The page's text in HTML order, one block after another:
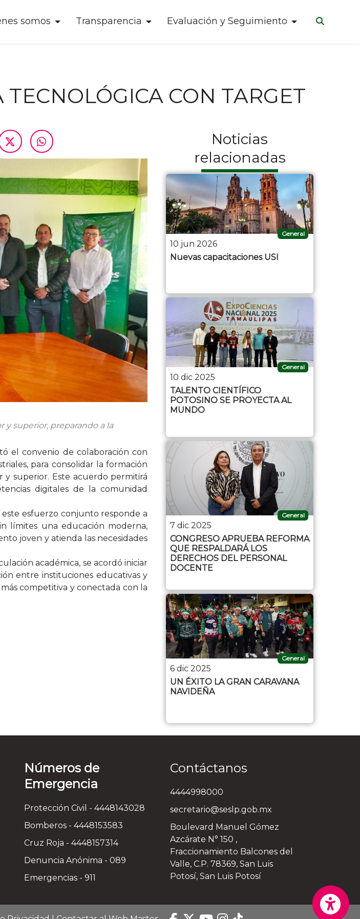
somos Transparencia Evaluación y Seguimiento
CON TARGET
y superior, preparando a la
el convenio de colaboración con
para consolidar la formación
superior. Este acuerdo permitirá
digitales de la comunidad
esfuerzo conjunto responde a
límites una educación moderna,
joven y atienda las necesidades
académica, se acordó iniciar
entre instituciones educativas y
competitiva y conectada con la
Noticias
relacionadas
General
10 jun 2026
Nuevas capacitaciones USI
General
10 dic 2025
TALENTO CIENTÍFICO
POTOSINO SE PROYECTA AL
MUNDO
General
7 dic 2025
CONGRESO APRUEBA REFORMA
QUE RESPALDARÁ LOS
DERECHOS DEL PERSONAL
DOCENTE
General
6 dic 2025
UN ÉXITO LA GRAN CARAVANA
NAVIDEÑA
Números de
Emergencia
Protección Civil - 4448143028
Bomberos - 4448153583
Cruz Roja - 4448157314
Denuncia Anónima - 089
Emergencias - 911
Contáctanos
4444998000
secretario@seslp.gob.mx
Boulevard Manuel Gómez
Azcárate N° 150 ,
Fraccionamiento Balcones del
Valle, C.P. 78369, San Luis
Potosí, San Luis Potosí